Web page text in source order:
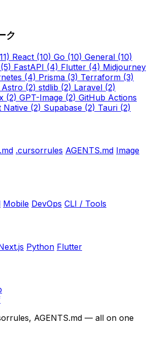
ク
React (10) Go (10) General (10)
(5) FastAPI (4) Flutter (4) Midjourney
(4) Prisma (3) Terraform (3)
Astro (2) stdlib (2) Laravel (2)
(2) GPT-Image (2) GitHub Actions
Native (2) Supabase (2) Tauri (2)
.cursorrules AGENTS.md Image
Mobile DevOps CLI / Tools
Python Flutter
AGENTS.md — all on one